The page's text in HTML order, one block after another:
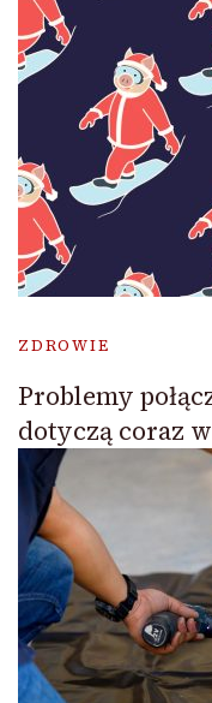
ZDROWIE
Problemy
dotyczą coraz